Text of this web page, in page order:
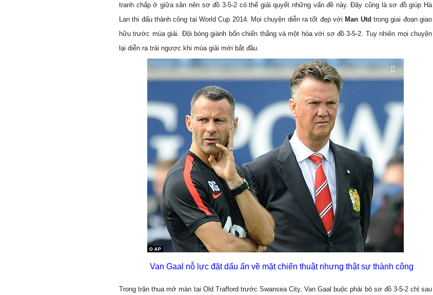
tranh chấp ở giữa sân nên sơ đồ 3-5-2 có thể giải quyết những vấn đề này. Đây cũng là sơ đồ giúp Hà
Lan thi đấu thành công tại World Cup 2014. Mọi chuyện diễn ra tốt đẹp với Man Utd trong giai đoạn giao
hữu trước mùa giải. Đội bóng giành bốn chiến thắng và một hòa với sơ đồ 3-5-2. Tuy nhiên mọi chuyện
lại diễn ra trái ngược khi mùa giải mới bắt đầu.
Van Gaal nỗ lực đặt dấu ấn về mặt chiến thuật nhưng thật sự thành công
Trong trận thua mở màn tại Old Trafford trước Swansea City, Van Gaal buộc phải bỏ sơ đồ 3-5-2 chỉ sau